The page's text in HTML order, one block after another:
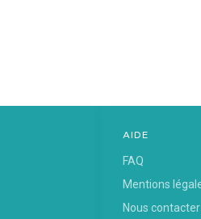
AIDE
FAQ
Mentions
Nous contacter